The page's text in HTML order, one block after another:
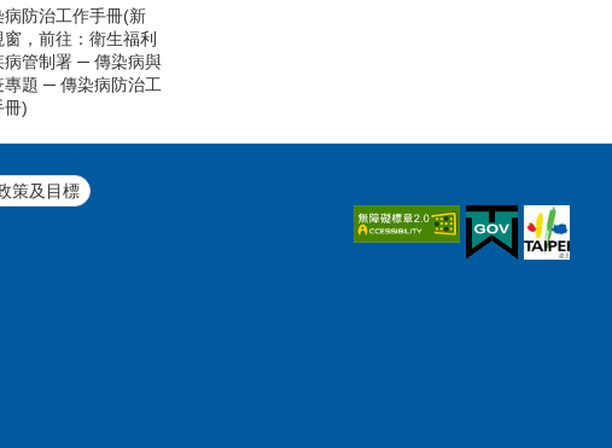
病防治工作手冊(新
窗，前往：衛生福利
病管制署 ─ 傳染病與
專題 ─ 傳染病防治工
冊)
策及目標